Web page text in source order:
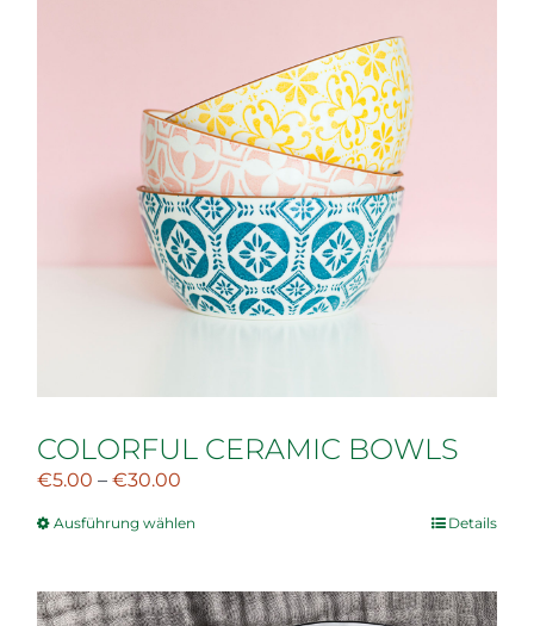
COLORFUL CERAMIC BOWLS
€5.00 – €30.00
Ausführung wählen Details